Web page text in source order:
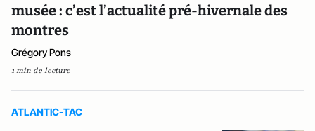
musée : c’est l’actualité pré-hivernale des
montres
Grégory Pons
1 min de lecture
ATLANTIC-TAC